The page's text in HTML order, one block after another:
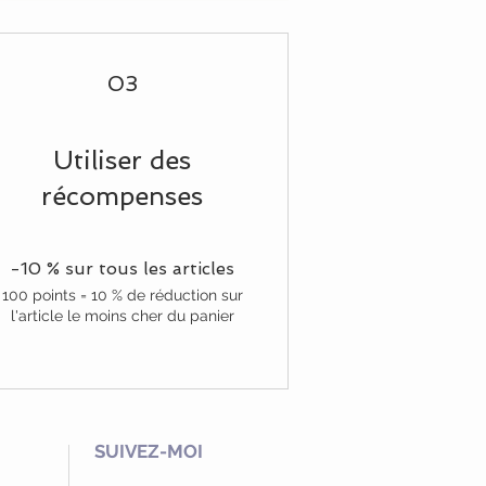
03
Utiliser des
récompenses
-10 % sur tous les articles
100 points = 10 % de réduction sur
l'article le moins cher du panier
SUIVEZ-MOI